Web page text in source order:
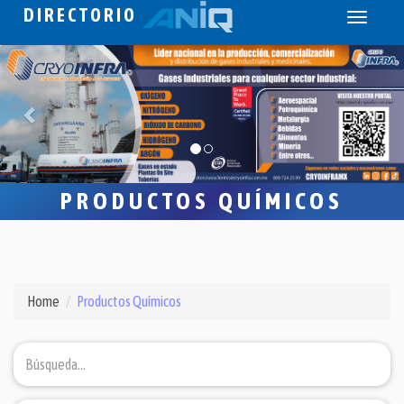
DIRECTORIO
Toggle
PRODUCTOS QUÍMICOS
Home Productos Químicos